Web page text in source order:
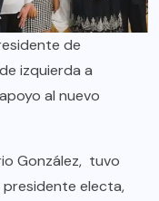
de
de izquierda a
al nuevo
González, tuvo
presidente electa,